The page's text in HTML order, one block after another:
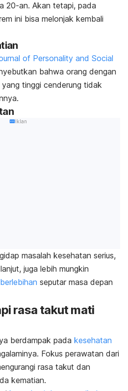
20-an. Akan tetapi, pada
ini bisa melonjak kembali
of Personality and Social
bahwa orang dengan
tinggi cenderung tidak
Iklan
masalah kesehatan serius,
juga lebih mungkin
seputar masa depan
rasa takut mati
berdampak pada kesehatan
Fokus perawatan dari
rasa takut dan
kematian.